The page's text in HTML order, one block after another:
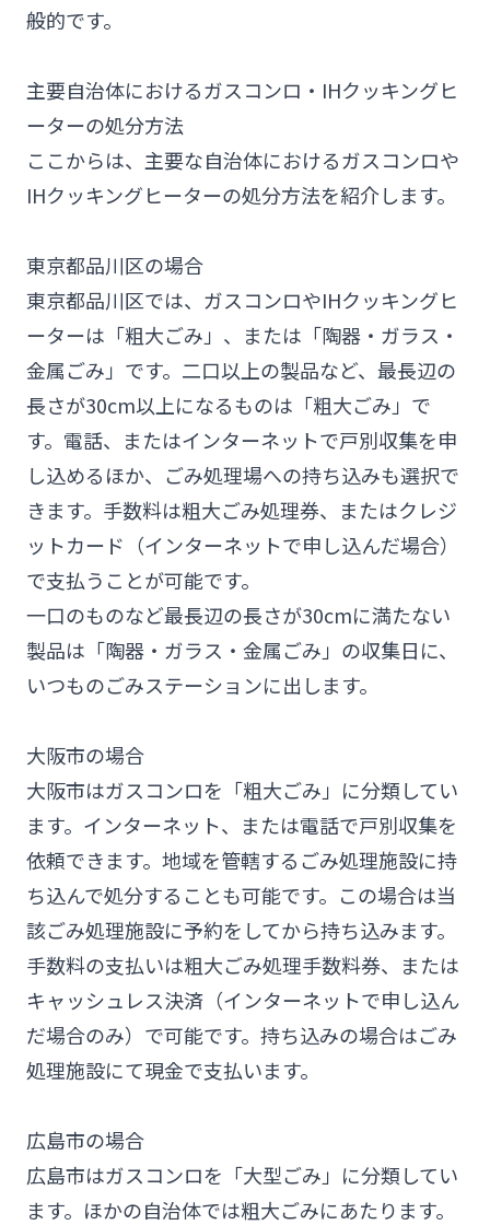
般的です。
主要自治体におけるガスコンロ・IHクッキングヒ
ーターの処分方法
ここからは、主要な自治体におけるガスコンロや
IHクッキングヒーターの処分方法を紹介します。
東京都品川区の場合
東京都品川区では、ガスコンロやIHクッキングヒ
ーターは「粗大ごみ」、または「陶器・ガラス・
金属ごみ」です。二口以上の製品など、最長辺の
長さが30cm以上になるものは「粗大ごみ」で
す。電話、またはインターネットで戸別収集を申
し込めるほか、ごみ処理場への持ち込みも選択で
きます。手数料は粗大ごみ処理券、またはクレジ
ットカード（インターネットで申し込んだ場合）
で支払うことが可能です。
一口のものなど最長辺の長さが30cmに満たない
製品は「陶器・ガラス・金属ごみ」の収集日に、
いつものごみステーションに出します。
大阪市の場合
大阪市はガスコンロを「粗大ごみ」に分類してい
ます。インターネット、または電話で戸別収集を
依頼できます。地域を管轄するごみ処理施設に持
ち込んで処分することも可能です。この場合は当
該ごみ処理施設に予約をしてから持ち込みます。
手数料の支払いは粗大ごみ処理手数料券、または
キャッシュレス決済（インターネットで申し込ん
だ場合のみ）で可能です。持ち込みの場合はごみ
処理施設にて現金で支払います。
広島市の場合
広島市はガスコンロを「大型ごみ」に分類してい
ます。ほかの自治体では粗大ごみにあたります。